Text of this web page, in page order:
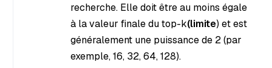
recherche. Elle doit être au moins égale
à la valeur finale du top-k(limite) et est
généralement une puissance de 2 (par
exemple, 16, 32, 64, 128).